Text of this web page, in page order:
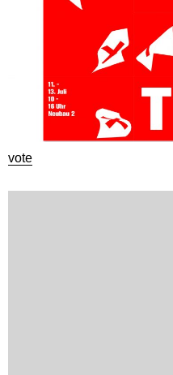
vote